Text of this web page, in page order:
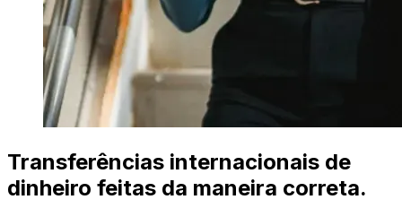
Transferências internacionais de
dinheiro feitas da maneira correta.